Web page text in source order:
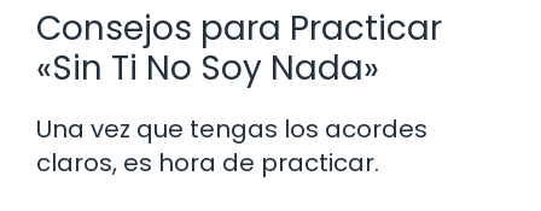
Consejos para Practicar
«Sin Ti No Soy Nada»
Una vez que tengas los acordes
claros, es hora de practicar.